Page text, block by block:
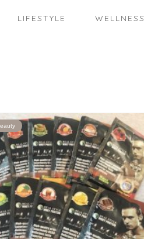
LIFESTYLE WELLNESS